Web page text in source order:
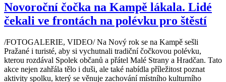
Novoroční čočka na Kampě lákala. Lidé
čekali ve frontách na polévku pro štěstí
/FOTOGALERIE, VIDEO/ Na Nový rok se na Kampě sešli
Pražané i turisté, aby si vychutnali tradiční čočkovou polévku,
kterou rozdával Spolek občanů a přátel Malé Strany a Hradčan. Tato
akce nejen zahřála tělo i duši, ale také nabídla příležitost poznat
aktivity spolku, který se věnuje zachování místního kulturního